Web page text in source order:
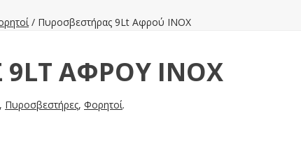
/ Πυροσβεστήρας 9Lt Αφρού INOX
ΑΦΡΟΎ INOX
, Πυροσβεστήρες, Φορητοί.